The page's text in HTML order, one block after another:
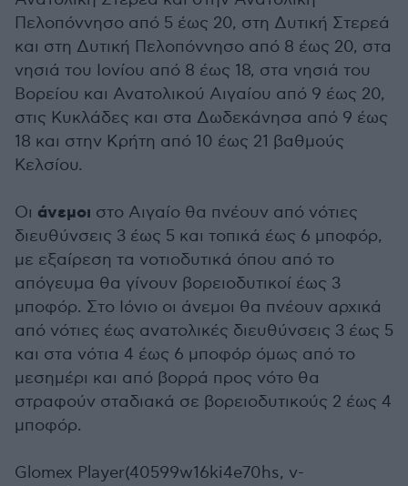
Πελοπόννησο από 5 έως 20, στη Δυτική Στερεά
και στη Δυτική Πελοπόννησο από 8 έως 20, στα
νησιά του Ιονίου από 8 έως 18, στα νησιά του
Βορείου και Ανατολικού Αιγαίου από 9 έως 20,
στις Κυκλάδες και στα Δωδεκάνησα από 9 έως
18 και στην Κρήτη από 10 έως 21 βαθμούς
Κελσίου.
Οι άνεμοι στο Αιγαίο θα πνέουν από νότιες
διευθύνσεις 3 έως 5 και τοπικά έως 6 μποφόρ,
με εξαίρεση τα νοτιοδυτικά όπου από το
απόγευμα θα γίνουν βορειοδυτικοί έως 3
μποφόρ. Στο Ιόνιο οι άνεμοι θα πνέουν αρχικά
από νότιες έως ανατολικές διευθύνσεις 3 έως 5
και στα νότια 4 έως 6 μποφόρ όμως από το
μεσημέρι και από βορρά προς νότο θα
στραφούν σταδιακά σε βορειοδυτικούς 2 έως 4
μποφόρ.
Glomex Player(40599w16ki4e70hs, v-